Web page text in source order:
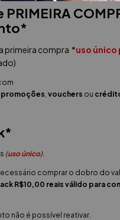
PRIMEIRA
primeira compra *uso único
promoções vouchers ou
(uso único).
comprar o dobro do
R$10,00 reais válido para
não é possível reativar.